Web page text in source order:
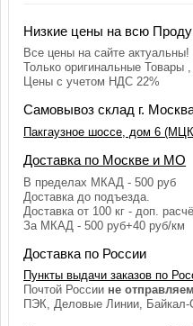
Низкие цены на всю
Все цены на сайте актуальны!
Только оригинальные Товары
Цены с учетом НДС 22%
Самовывоз склад г.
Пакгаузное шоссе, дом 6
Доставка по Москве и МО
В пределах МКАД - 500 руб
Доставка до подъезда.
Доставка от 100 кг - доп.
За МКАД - 500 руб+40 руб/км
Доставка по России
Пункты выдачи заказов по
Почтой России не отправляем
ПЭК, Деловые Линии,